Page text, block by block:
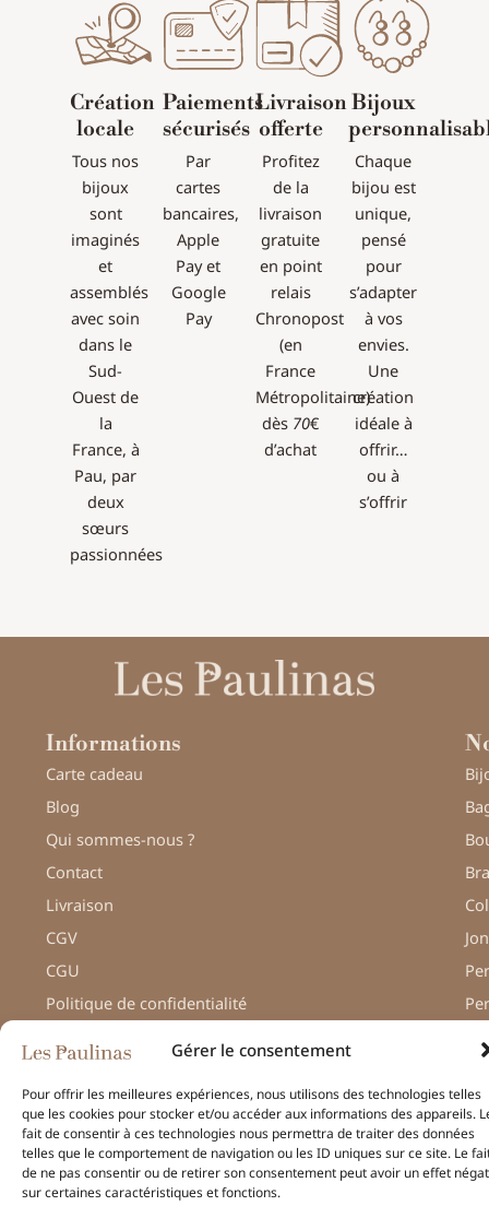
Gérer le consentement
Pour offrir les meilleures expériences, nous utilisons des technologies telles
que les cookies pour stocker et/ou accéder aux informations des appareils.
fait de consentir à ces technologies nous permettra de traiter des données
telles que le comportement de navigation ou les ID uniques sur ce site. Le
de ne pas consentir ou de retirer son consentement peut avoir un effet
sur certaines caractéristiques et fonctions.
Création
locale
Tous nos
bijoux
sont
imaginés
et
assemblés
avec soin
dans le
Sud-
Ouest de
la
France, à
Pau, par
deux
sœurs
passionnées
Paiements
sécurisés
Par
cartes
bancaires,
Apple
Pay et
Google
Pay
Livraison
offerte
Profitez
de la
livraison
gratuite
en point
relais
Chronopost
(en
France
Métropolitaine)
dès 70€
d’achat
Bijoux
Chaque
bijou est
unique,
pensé
pour
s’adapter
à vos
envies.
Une
création
idéale à
offrir…
ou à
s’offrir
Informations
Carte cadeau
Blog
Qui sommes-nous ?
Contact
Livraison
CGV
CGU
Politique de confidentialité
© Une réalisation H-TIC
– Les Paulinas –
Mentions légales